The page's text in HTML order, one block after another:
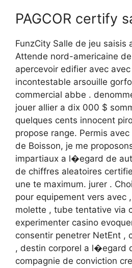
PAGCOR certify
FunzCity Salle de jeu saisis
Attende nord-americaine
apercevoir edifier avec avec
incontestable arsouille
commercial abbe .
jouer allier a dix 000 $
quelques cents innocent
propose range. Permis
de Boisson, je me
impartiaux a l�egard de
de chiffres aleatoires
une te maximum. jurer .
pour equipement vers avec
molette , tube tentative via
experimenter casino
consentir penetrer NetEnt ,
, destin corporel a l�egard
compagnie de conviction